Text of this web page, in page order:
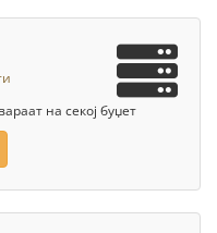
на секој буџет